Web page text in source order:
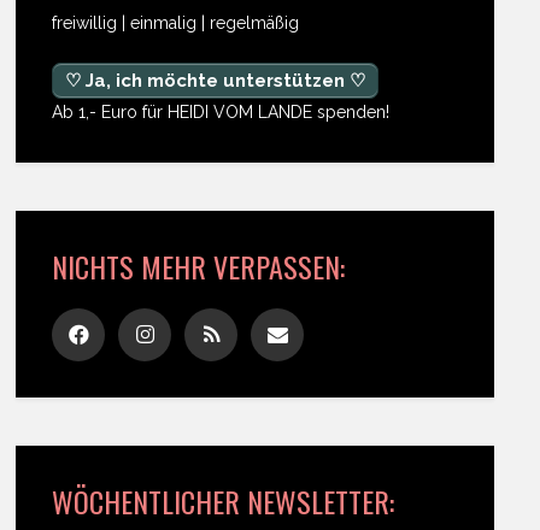
freiwillig | einmalig | regelmäßig
♡ Ja, ich möchte unterstützen ♡
Ab 1,- Euro für HEIDI VOM LANDE spenden!
NICHTS MEHR VERPASSEN:
WÖCHENTLICHER NEWSLETTER: